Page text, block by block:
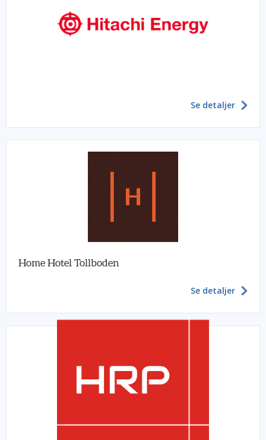
Se detaljer
Home Hotel Tollboden
Se detaljer